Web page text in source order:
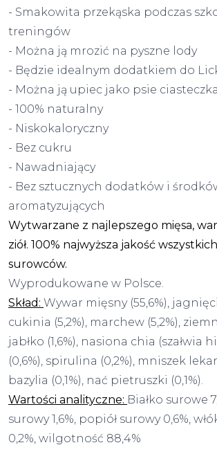
- Smakowita przekąska podczas
treningów
- Można ją mrozić na pyszne lody
- Będzie idealnym dodatkiem do
- Można ją upiec jako psie ciasteczka
- 100% naturalny
- Niskokaloryczny
- Bez cukru
- Nawadniający
- Bez sztucznych dodatków i
aromatyzujących
Wytwarzane z najlepszego mięsa,
ziół. 100% najwyższa jakość
surowców.
Wyprodukowane w Polsce.
Skład: Wywar mięsny (55,6%),
cukinia (5,2%), marchew (5,2%),
jabłko (1,6%), nasiona chia (szałwia
(0,6%), spirulina (0,2%), mniszek
bazylia (0,1%), nać pietruszki (0,1%).
Wartości analityczne: Białko surowe
surowy 1,6%, popiół surowy 0,6%,
0,2%, wilgotność 88,4%